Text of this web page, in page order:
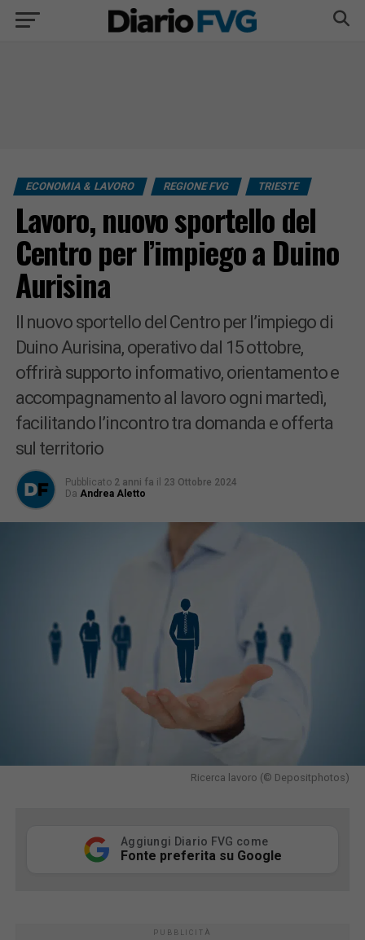
ECONOMIA & LAVORO REGIONE FVG TRIESTE
Lavoro, nuovo sportello del
Centro per l’impiego a Duino
Aurisina
Il nuovo sportello del Centro per l’impiego di
Duino Aurisina, operativo dal 15 ottobre,
offrirà supporto informativo, orientamento e
accompagnamento al lavoro ogni martedì,
facilitando l’incontro tra domanda e offerta
sul territorio
Pubblicato 2 anni fa il 23 Ottobre 2024
Da Andrea Aletto
Ricerca lavoro (© Depositphotos)
Aggiungi Diario FVG come
Fonte preferita su Google